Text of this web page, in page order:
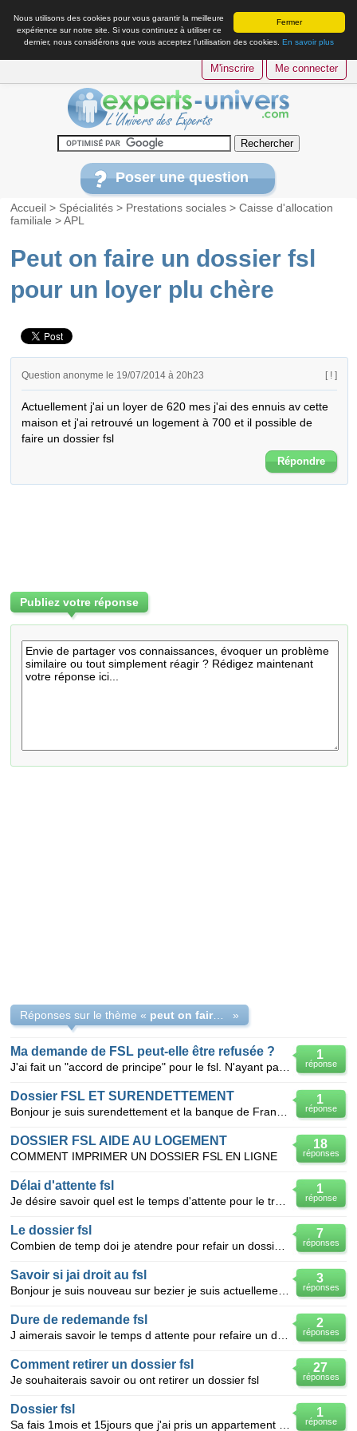
Fermer
Nous utilisons des cookies pour vous garantir la meilleure
expérience sur notre site. Si vous continuez à utiliser ce
dernier, nous considérons que vous acceptez l’utilisation des cookies. En savoir plus
M'inscrire Me connecter
Poser une question
Accueil > Spécialités > Prestations sociales >Caisse d'allocation
familiale >APL
Peut on faire un dossier fsl
pour un loyer plu chère
Question anonyme le 19/07/2014 à 20h23 [ ! ]
Actuellement j'ai un loyer de 620 mes j'ai des ennuis av cette
maison et j'ai retrouvé un logement à 700 et il possible de
faire un dossier fsl
Répondre
Publiez votre réponse
Réponses sur le thème « peut on faire un dossier fsl pour un loyer plu chère »
1
réponse
Ma demande de FSL peut-elle être refusée ?
1
réponse
Dossier FSL ET SURENDETTEMENT
18
réponses
DOSSIER FSL AIDE AU LOGEMENT
COMMENT IMPRIMER UN DOSSIER FSL EN LIGNE
1
réponse
Délai d'attente fsl
7
réponses
Le dossier fsl
3
réponses
Savoir si jai droit au fsl
2
réponses
Dure de redemande fsl
27
réponses
Comment retirer un dossier fsl
Je souhaiterais savoir ou ont retirer un dossier fsl
1
réponse
Dossier fsl